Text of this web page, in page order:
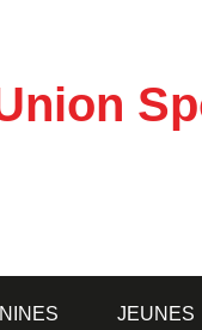
JEUNES